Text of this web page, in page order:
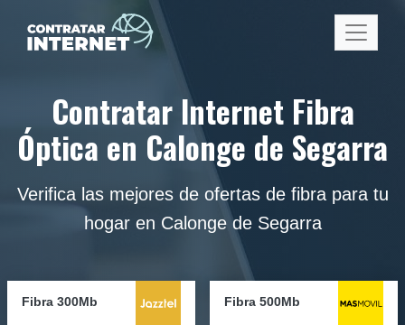
Contratar Internet Fibra
Óptica en Calonge de Segarra
Verifica las mejores de ofertas de fibra para tu
hogar en Calonge de Segarra
Fibra 300Mb Fibra 500Mb